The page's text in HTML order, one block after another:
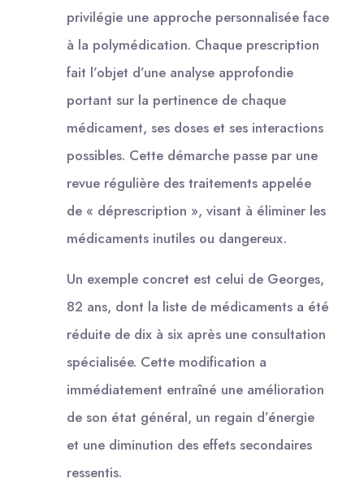
privilégie une approche personnalisée face
à la polymédication. Chaque prescription
fait l’objet d’une analyse approfondie
portant sur la pertinence de chaque
médicament, ses doses et ses interactions
possibles. Cette démarche passe par une
revue régulière des traitements appelée
de « déprescription », visant à éliminer les
médicaments inutiles ou dangereux.
Un exemple concret est celui de Georges,
82 ans, dont la liste de médicaments a été
réduite de dix à six après une consultation
spécialisée. Cette modification a
immédiatement entraîné une amélioration
de son état général, un regain d’énergie
et une diminution des effets secondaires
ressentis.